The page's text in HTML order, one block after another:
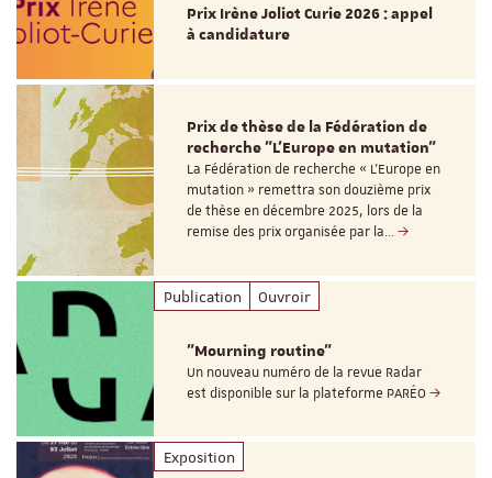
Prix Irène Joliot Curie 2026 : appel
à candidature
Prix de thèse de la Fédération de
recherche "L’Europe en mutation"
La Fédération de recherche « L’Europe en
mutation » remettra son douzième prix
de thèse en décembre 2025, lors de la
remise des prix organisée par la…
Publication Ouvroir
"Mourning routine"
Un nouveau numéro de la revue Radar
est disponible sur la plateforme PARÉO
Exposition